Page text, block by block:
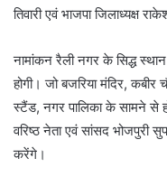
तिवारी एवं भाजपा जिलाध्यक्ष
नामांकन रैली नगर के सिद्ध
होगी। जो बजरिया मंदिर, कबीर
स्टैंड, नगर पालिका के सामने से
वरिष्ठ नेता एवं सांसद भोजपुरी
करेंगे।